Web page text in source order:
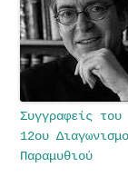
Συγγραφείς του
12ου
Παραμυθιού